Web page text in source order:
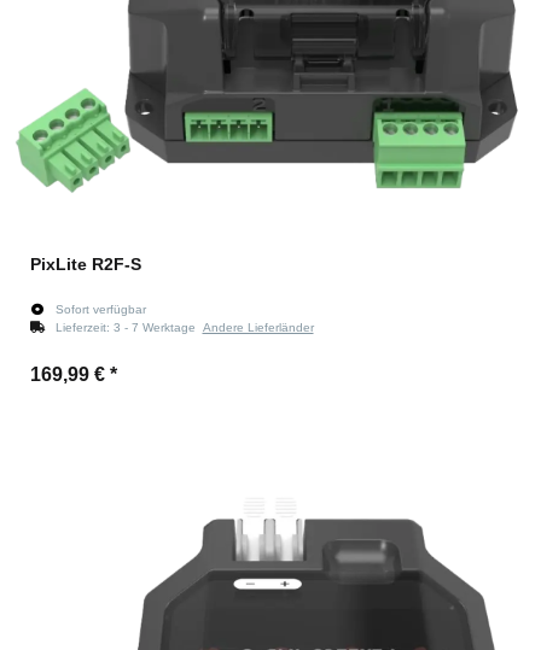
PixLite R2F-S
Sofort verfügbar
Lieferzeit: 3 - 7 Werktage Andere Lieferländer
169,99 € *